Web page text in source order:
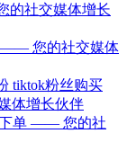
的社交媒体增长
—— 您的社交媒体
tiktok粉丝购买
体增长伙伴
下单 —— 您的社